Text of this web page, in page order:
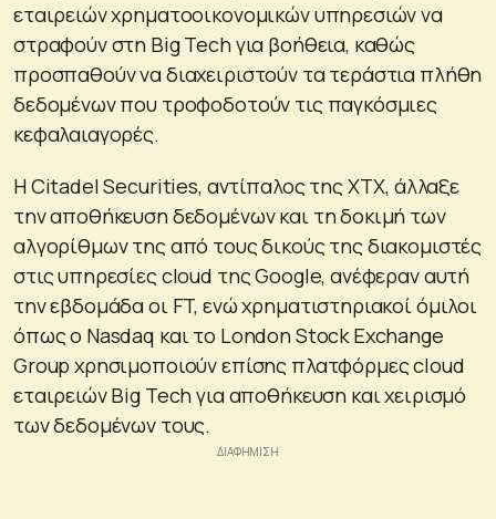
εταιρειών χρηματοοικονομικών υπηρεσιών να
στραφούν στη Big Tech για βοήθεια, καθώς
προσπαθούν να διαχειριστούν τα τεράστια πλήθη
δεδομένων που τροφοδοτούν τις παγκόσμιες
κεφαλαιαγορές.
Η Citadel Securities, αντίπαλος της XTX, άλλαξε
την αποθήκευση δεδομένων και τη δοκιμή των
αλγορίθμων της από τους δικούς της διακομιστές
στις υπηρεσίες cloud της Google, ανέφεραν αυτή
την εβδομάδα οι FT, ενώ χρηματιστηριακοί όμιλοι
όπως ο Nasdaq και το London Stock Exchange
Group χρησιμοποιούν επίσης πλατφόρμες cloud
εταιρειών Big Tech για αποθήκευση και χειρισμό
των δεδομένων τους.